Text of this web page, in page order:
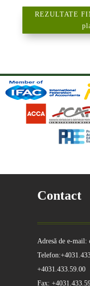
REZULTATE
Contact
Adresă de e-mail:
+4031.433.59.00
Fax: